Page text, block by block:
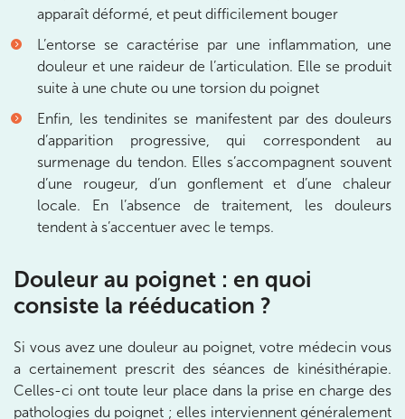
apparaît déformé, et peut difficilement bouger
L’entorse se caractérise par une inflammation, une
douleur et une raideur de l’articulation. Elle se produit
suite à une chute ou une torsion du poignet
Enfin, les tendinites se manifestent par des douleurs
d’apparition progressive, qui correspondent au
surmenage du tendon. Elles s’accompagnent souvent
d’une rougeur, d’un gonflement et d’une chaleur
locale. En l’absence de traitement, les douleurs
tendent à s’accentuer avec le temps.
Douleur au poignet : en quoi
consiste la rééducation ?
Si vous avez une douleur au poignet, votre médecin vous
a certainement prescrit des séances de kinésithérapie.
Celles-ci ont toute leur place dans la prise en charge des
pathologies du poignet ; elles interviennent généralement
IK Paris 11
10 Rue Roubo 75011 Paris
10 Rue Roubo 75011 Paris
01 83 96 48 65
Prenez RDV sur
Prenez RDV sur
IK VANVES
5 Rue Monge 92170 Vanves
01 46 44 33 92
Prenez RDV sur
IK SAINT-GERMAIN